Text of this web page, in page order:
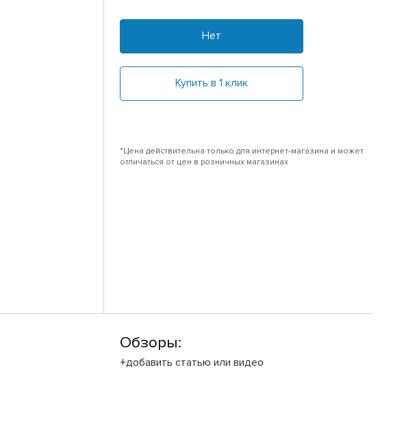
Нет
Купить в 1 клик
*Цена действительна только для интернет-магазина и может
отличаться от цен в розничных магазинах
Обзоры:
+добавить статью или видео